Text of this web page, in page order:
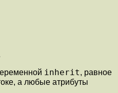
inherit, равное
а любые атрибуты